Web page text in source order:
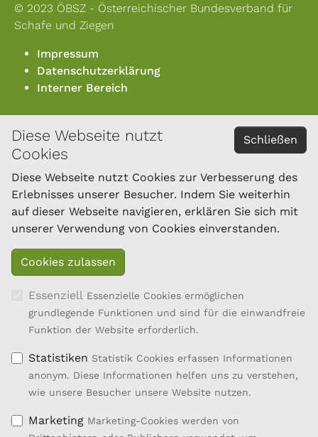
Schließen
Diese Webseite nutzt
Cookies
Diese Webseite nutzt Cookies zur Verbesserung des
Erlebnisses unserer Besucher. Indem Sie weiterhin
auf dieser Webseite navigieren, erklären Sie sich mit
unserer Verwendung von Cookies einverstanden.
Essenziell Essenzielle Cookies ermöglichen
grundlegende Funktionen und sind für die einwandfreie
Funktion der Website erforderlich.
Statistiken Statistik Cookies erfassen Informationen
anonym. Diese Informationen helfen uns zu verstehen,
wie unsere Besucher unsere Website nutzen.
Marketing Marketing-Cookies werden von
© 2023 ÖBSZ - Österreichischer Bundesverband für
Schafe und Ziegen
Impressum
Datenschutzerklärung
Interner Bereich
KONTAKT
Österreichischer Bundesverband für Schafe und
Ziegen
Dresdner Straße 89/B1/18
1200 Wien
Tel.: 01/334 17 21-40